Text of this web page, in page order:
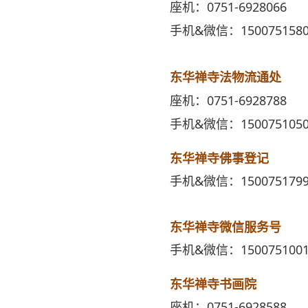
座机：0751-6928066
手机&微信：
东华禅寺法物流通处
座机：0751-6928788
手机&微信：
东华禅寺佛事登记
手机&微信：
东华禅寺微信服务号
手机&微信：
东华禅寺书画院